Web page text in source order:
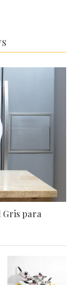
Gris para